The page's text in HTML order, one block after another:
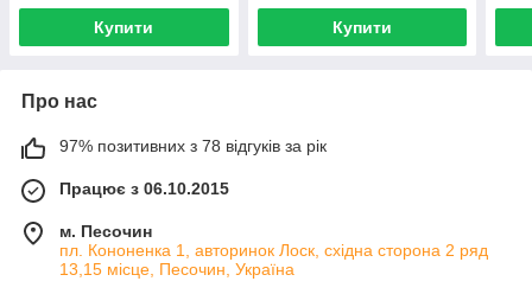
Купити Купити
Про нас
97% позитивних з 78 відгуків за рік
Працює з 06.10.2015
м. Песочин
пл. Кононенка 1, авторинок Лоск, східна сторона 2 ряд
13,15 місце, Песочин, Україна